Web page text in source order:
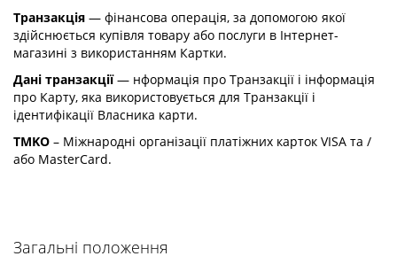
Транзакція — фінансова операція, за допомогою якої
здійснюється купівля товару або послуги в Інтернет-
магазині з використанням Картки.
Дані транзакції— нформація про Транзакції і інформація
про Карту, яка використовується для Транзакції і
ідентифікації Власника карти.
TMKO – Міжнародні організації платіжних карток VISA та /
або MasterCard.
Загальні положення